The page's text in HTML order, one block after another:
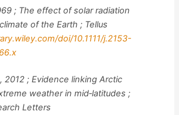
; The effect of solar radiation
of the Earth ; Tellus
doi/10.1111/j.2153-
2012 ; Evidence linking Arctic
weather in mid‐latitudes ;
Letters